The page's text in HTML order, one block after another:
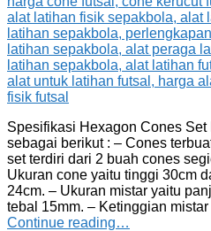
Spesifikasi Hexagon Cones
sebagai berikut : – Cones
set terdiri dari 2 buah cones
Ukuran cone yaitu tinggi 30cm
24cm. – Ukuran mistar yaitu
tebal 15mm. – Ketinggian
Continue reading…